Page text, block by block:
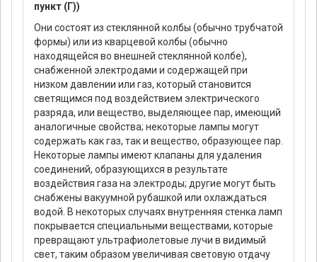
пункт (Г))
Они состоят из стеклянной колбы (обычно трубчатой
формы) или из кварцевой колбы (обычно
находящейся во внешней стеклянной колбе),
снабженной электродами и содержащей при
низком давлении или газ, который становится
светящимся под воздействием электрического
разряда, или вещество, выделяющее пар, имеющий
аналогичные свойства; некоторые лампы могут
содержать как газ, так и вещество, образующее пар.
Некоторые лампы имеют клапаны для удаления
соединений, образующихся в результате
воздействия газа на электроды; другие могут быть
снабжены вакуумной рубашкой или охлаждаться
водой. В некоторых случаях внутренняя стенка ламп
покрывается специальными веществами, которые
превращают ультрафиолетовые лучи в видимый
свет, таким образом увеличивая световую отдачу